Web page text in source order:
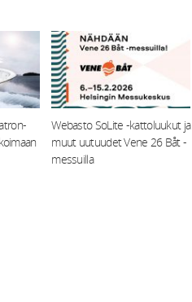
Webasto SoLite -kattoluukut ja
muut uutuudet Vene 26 Båt -
messuilla